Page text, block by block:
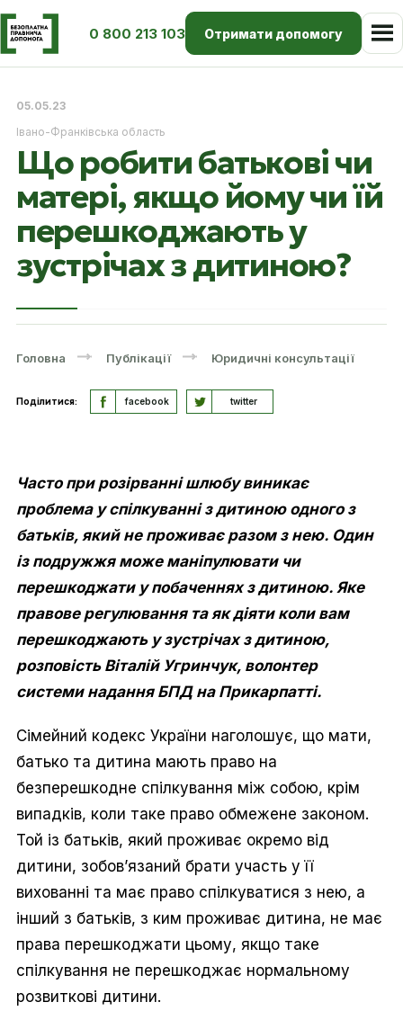
0 800 213 103 Отримати допомогу
05.05.23
Івано-Франківська область
Що робити батькові чи
матері, якщо йому чи їй
перешкоджають у
зустрічах з дитиною?
Головна Публікації Юридичні консультації
Поділитися: facebook twitter
Часто при розірванні шлюбу виникає
проблема у спілкуванні з дитиною одного з
батьків, який не проживає разом з нею. Один
із подружжя може маніпулювати чи
перешкоджати у побаченнях з дитиною. Яке
правове регулювання та як діяти коли вам
перешкоджають у зустрічах з дитиною,
розповість Віталій Угринчук, волонтер
системи надання БПД на Прикарпатті.
Сімейний кодекс України наголошує, що мати,
батько та дитина мають право на
безперешкодне спілкування між собою, крім
випадків, коли таке право обмежене законом.
Той із батьків, який проживає окремо від
дитини, зобов’язаний брати участь у її
вихованні та має право спілкуватися з нею, а
інший з батьків, з ким проживає дитина, не має
права перешкоджати цьому, якщо таке
спілкування не перешкоджає нормальному
розвиткові дитини.